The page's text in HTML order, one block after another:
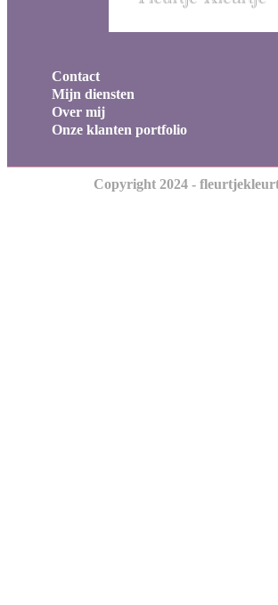
Contact
Mijn diensten
Over mij
Onze klanten portfolio
Copyright 2024 -